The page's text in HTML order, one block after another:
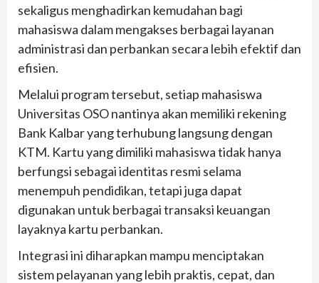
sekaligus menghadirkan kemudahan bagi
mahasiswa dalam mengakses berbagai layanan
administrasi dan perbankan secara lebih efektif dan
efisien.
Melalui program tersebut, setiap mahasiswa
Universitas OSO nantinya akan memiliki rekening
Bank Kalbar yang terhubung langsung dengan
KTM. Kartu yang dimiliki mahasiswa tidak hanya
berfungsi sebagai identitas resmi selama
menempuh pendidikan, tetapi juga dapat
digunakan untuk berbagai transaksi keuangan
layaknya kartu perbankan.
Integrasi ini diharapkan mampu menciptakan
sistem pelayanan yang lebih praktis, cepat, dan